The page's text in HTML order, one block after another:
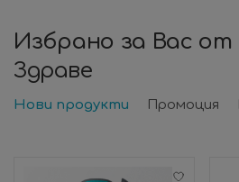
Избрано за Вас от
Здраве
Нови продукти Промоция